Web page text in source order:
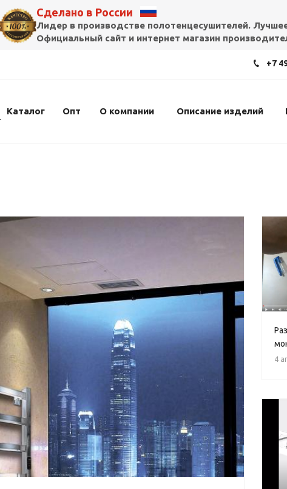
Сделано в России
Лидер в производстве полотенцесушителей.
Официальный сайт и интернет магазин
+7
Каталог Опт О компании Описание изделий
4